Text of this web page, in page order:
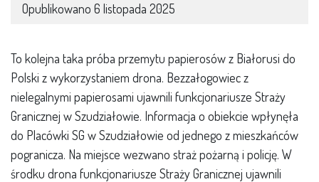
Opublikowano 6 listopada 2025
To kolejna taka próba przemytu papierosów z Białorusi do
Polski z wykorzystaniem drona. Bezzałogowiec z
nielegalnymi papierosami ujawnili funkcjonariusze Straży
Granicznej w Szudziałowie. Informacja o obiekcie wpłynęła
do Placówki SG w Szudziałowie od jednego z mieszkańców
pogranicza. Na miejsce wezwano straż pożarną i policję. W
środku drona funkcjonariusze Straży Granicznej ujawnili